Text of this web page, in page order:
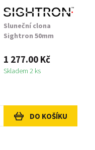
Sluneční clona
Sightron 50mm
1 277.00 Kč
Skladem 2 ks
DO KOŠÍKU